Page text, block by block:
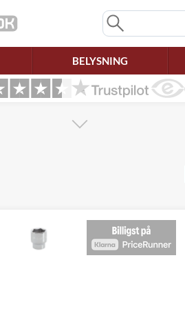
BELYSNING